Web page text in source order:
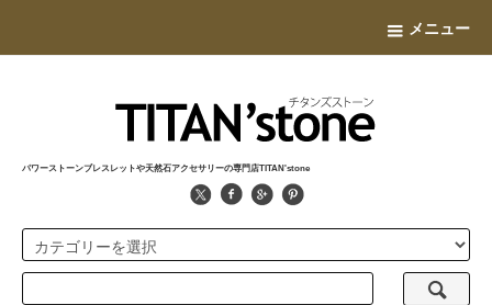
メニュー
パワーストーンブレスレットや天然石アクセサリーの専門店TITAN'stone